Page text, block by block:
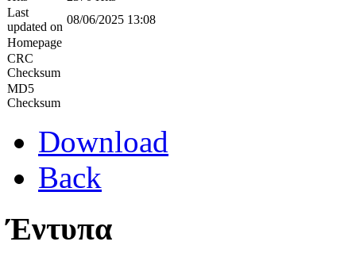
Last
updated on
08/06/2025 13:08
Homepage
CRC
Checksum
MD5
Checksum
Download
Back
Έντυπα